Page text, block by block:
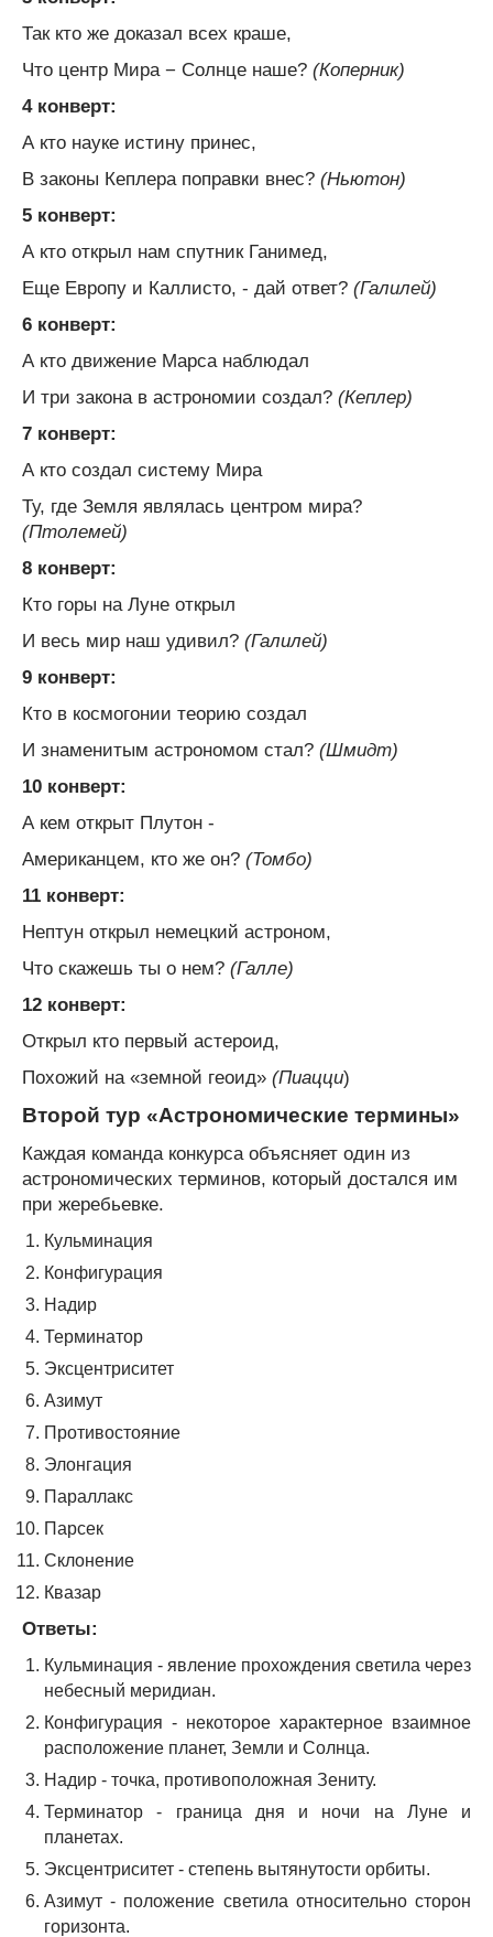
Так кто же доказал всех краше,
Что центр Мира − Солнце наше? (Коперник)
4 конверт:
А кто науке истину принес,
В законы Кеплера поправки внес? (Ньютон)
5 конверт:
А кто открыл нам спутник Ганимед,
Еще Европу и Каллисто, - дай ответ? (Галилей)
6 конверт:
А кто движение Марса наблюдал
И три закона в астрономии создал? (Кеплер)
7 конверт:
А кто создал систему Мира
Ту, где Земля являлась центром мира?
(Птолемей)
8 конверт:
Кто горы на Луне открыл
И весь мир наш удивил? (Галилей)
9 конверт:
Кто в космогонии теорию создал
И знаменитым астрономом стал? (Шмидт)
10 конверт:
А кем открыт Плутон -
Американцем, кто же он? (Томбо)
11 конверт:
Нептун открыл немецкий астроном,
Что скажешь ты о нем? (Галле)
12 конверт:
Открыл кто первый астероид,
Похожий на «земной геоид» (Пиацци)
Второй тур «Астрономические термины»
Каждая команда конкурса объясняет один из
астрономических терминов, который достался им
при жеребьевке.
Кульминация
Конфигурация
Надир
Терминатор
Эксцентриситет
Азимут
Противостояние
Элонгация
Параллакс
Парсек
Склонение
Квазар
Ответы:
Кульминация - явление прохождения светила через
небесный меридиан.
Конфигурация - некоторое характерное взаимное
расположение планет, Земли и Солнца.
Надир - точка, противоположная Зениту.
Терминатор - граница дня и ночи на Луне и
планетах.
Эксцентриситет - степень вытянутости орбиты.
Азимут - положение светила относительно сторон
горизонта.